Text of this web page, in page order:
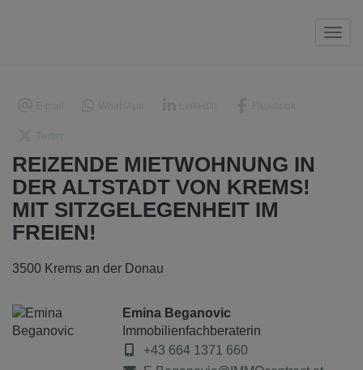
REIZENDE MIETWOHNUNG IN
DER ALTSTADT VON KREMS!
MIT SITZGELEGENHEIT IM
FREIEN!
3500 Krems an der Donau
Emina Beganovic
Immobilienfachberaterin
+43 664 1371 660